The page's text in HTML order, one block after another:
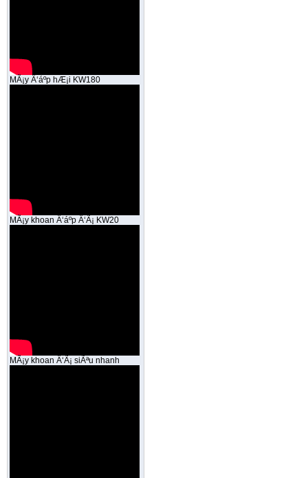
MÃ¡y Ä‘áº­p hÆ¡i KW180
MÃ¡y khoan Ä‘áº­p Ä‘Ã¡ KW20
MÃ¡y khoan Ä‘Ã¡ siÃªu nhanh